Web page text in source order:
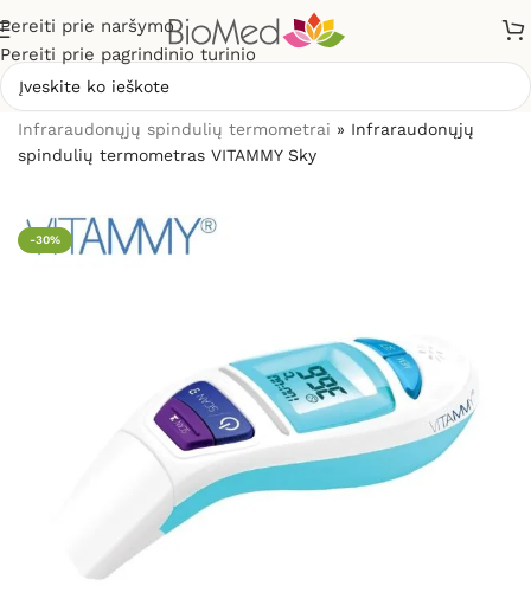
Pereiti prie naršymo
Pereiti prie pagrindinio turinio
Infraraudonųjų spindulių termometrai » Infraraudonųjų
spindulių termometras VITAMMY Sky
-30%